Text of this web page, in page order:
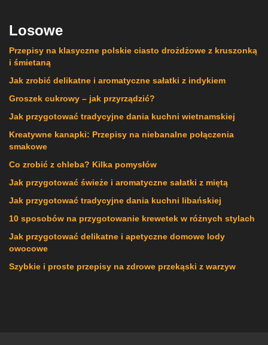
Losowe
Przepisy na klasyczne polskie ciasto drożdżowe z kruszonką
i śmietaną
Jak zrobić delikatne i aromatyczne sałatki z indykiem
Groszek cukrowy – jak przyrządzić?
Jak przygotować tradycyjne dania kuchni wietnamskiej
Kreatywne kanapki: Przepisy na niebanalne połączenia
smakowe
Co zrobić z chleba? Kilka pomysłów
Jak przygotować świeże i aromatyczne sałatki z miętą
Jak przygotować tradycyjne dania kuchni libańskiej
10 sposobów na przygotowanie krewetek w różnych stylach
Jak przygotować delikatne i apetyczne domowe lody
owocowe
Szybkie i proste przepisy na zdrowe przekąski z warzyw